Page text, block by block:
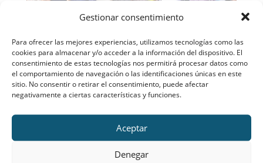
Gestionar consentimiento
Para ofrecer las mejores experiencias, utilizamos tecnologías como las
cookies para almacenar y/o acceder a la información del dispositivo. El
consentimiento de estas tecnologías nos permitirá procesar datos como
el comportamiento de navegación o las identificaciones únicas en este
sitio. No consentir o retirar el consentimiento, puede afectar
negativamente a ciertas características y funciones.
Aceptar
Denegar
Durante el verano los jovenes profesionales
convivencia, este año será del 16 al 19 de
julio. La información del plan del verano 2020
se publicará más adelante.